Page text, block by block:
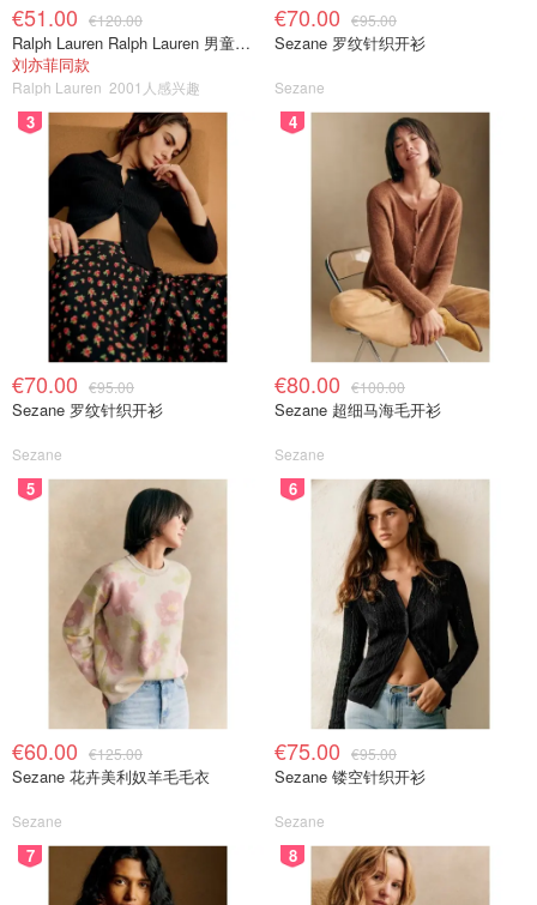
€51.00 €120.00
Ralph Lauren Ralph Lauren 男童亚麻衬衫
刘亦菲同款
Ralph Lauren 2001人感兴趣
€70.00 €95.00
Sezane 罗纹针织开衫
Sezane
3
€70.00 €95.00
Sezane 罗纹针织开衫
Sezane
4
€80.00 €100.00
Sezane 超细马海毛开衫
Sezane
5
€60.00 €125.00
Sezane 花卉美利奴羊毛毛衣
Sezane
6
€75.00 €95.00
Sezane 镂空针织开衫
Sezane
7 8